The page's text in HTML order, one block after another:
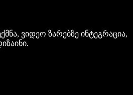
ვიდეო ზარებზე ინტეგრაცია,